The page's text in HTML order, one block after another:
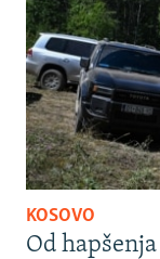
KOSOVO
Od